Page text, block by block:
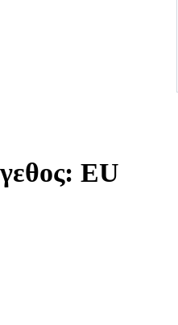
EU